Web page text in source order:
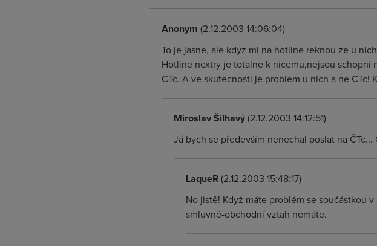
Anonym (2.12.2003 14:06:04)
To je jasne, ale kdyz mi na hotline reknou ze u
Hotline nextry je totalne k nicemu,nejsou schopni
CTc. A ve skutecnosti je problem u nich a ne
Miroslav Šilhavý(2.12.2003 14:12:51)
Já bych se především nenechal poslat na
LaqueR(2.12.2003 15:48:17)
No jistě! Když máte problém se součástkou
smluvně-obchodní vztah nemáte.